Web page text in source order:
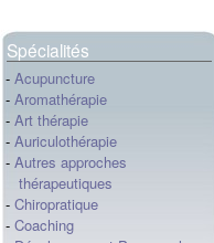
Spécialités
- Acupuncture
- Aromathérapie
- Art thérapie
- Auriculothérapie
- Autres approches
thérapeutiques
- Chiropratique
- Coaching